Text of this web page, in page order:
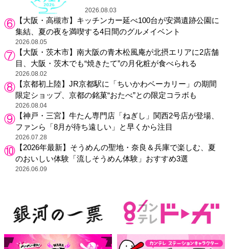
り
2026.08.03
【大阪・高槻市】キッチンカー延べ100台が安満遺跡公園に
集結、夏の夜を満喫する4日間のグルメイベント
2026.08.05
【大阪・茨木市】南大阪の青木松風庵が北摂エリアに2店舗
目、大阪・茨木でも“焼きたて”の月化粧が食べられる
2026.08.02
【京都初上陸】JR京都駅に「ちいかわベーカリー」の期間
限定ショップ、京都の銘菓“おたべ”との限定コラボも
2026.08.04
【神戸・三宮】牛たん専門店「ねぎし」関西2号店が登場、
ファンら「8月が待ち遠しい」と早くから注目
2026.07.28
【2026年最新】そうめんの聖地・奈良＆兵庫で楽しむ、夏
のおいしい体験「流しそうめん体験」おすすめ3選
2026.06.09